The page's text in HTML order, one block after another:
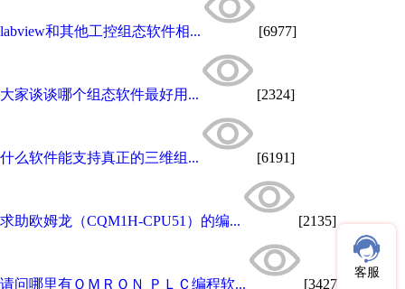
labview和其他工控组态软件相... [6977]
大家谈谈哪个组态软件最好用... [2324]
什么软件能支持真正的三维组... [6191]
求助欧姆龙（CQM1H-CPU51）的编... [2135]
请问哪里有ＯＭＲＯＮ ＰＬＣ编程软... [3427]
客服